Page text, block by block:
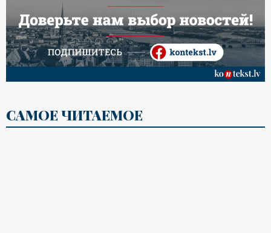
САМОЕ ЧИТАЕМОЕ